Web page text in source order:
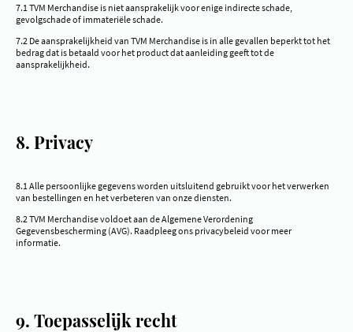
7.1 TVM Merchandise is niet aansprakelijk voor enige indirecte schade,
gevolgschade of immateriële schade.
7.2 De aansprakelijkheid van TVM Merchandise is in alle gevallen beperkt tot het
bedrag dat is betaald voor het product dat aanleiding geeft tot de
aansprakelijkheid.
8. Privacy
8.1 Alle persoonlijke gegevens worden uitsluitend gebruikt voor het verwerken
van bestellingen en het verbeteren van onze diensten.
8.2 TVM Merchandise voldoet aan de Algemene Verordening
Gegevensbescherming (AVG). Raadpleeg ons privacybeleid voor meer
informatie.
9. Toepasselijk recht